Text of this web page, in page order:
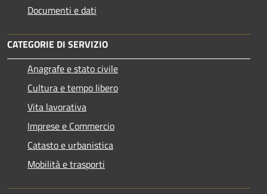
Documenti e dati
CATEGORIE DI SERVIZIO
Anagrafe e stato civile
Cultura e tempo libero
Vita lavorativa
Imprese e Commercio
Catasto e urbanistica
Mobilità e trasporti